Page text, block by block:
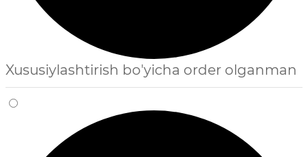
Xususiylashtirish bo'yicha order olganman